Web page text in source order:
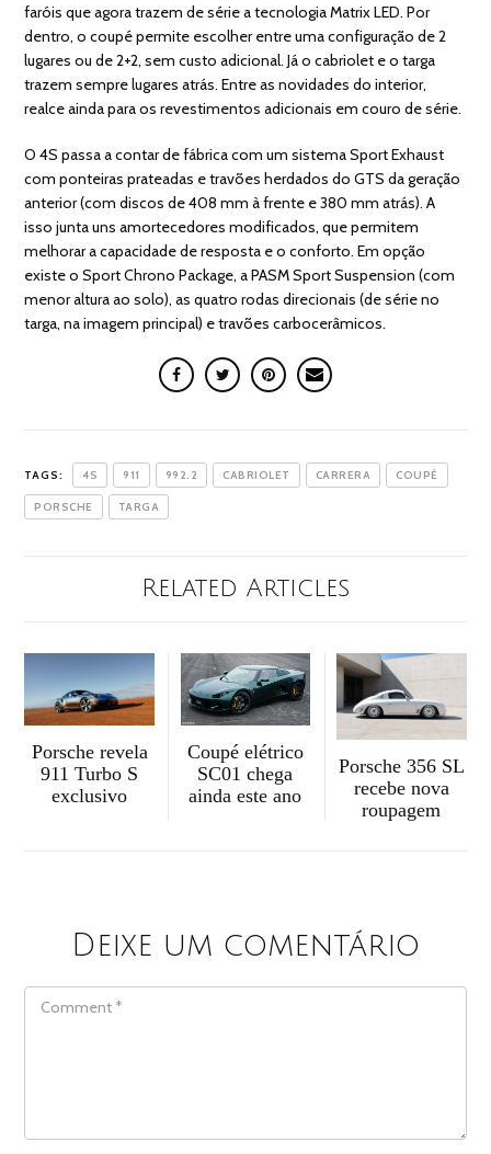
faróis que agora trazem de série a tecnologia Matrix LED. Por
dentro, o coupé permite escolher entre uma configuração de 2
lugares ou de 2+2, sem custo adicional. Já o cabriolet e o targa
trazem sempre lugares atrás. Entre as novidades do interior,
realce ainda para os revestimentos adicionais em couro de série.
O 4S passa a contar de fábrica com um sistema Sport Exhaust
com ponteiras prateadas e travões herdados do GTS da geração
anterior (com discos de 408 mm à frente e 380 mm atrás). A
isso junta uns amortecedores modificados, que permitem
melhorar a capacidade de resposta e o conforto. Em opção
existe o Sport Chrono Package, a PASM Sport Suspension (com
menor altura ao solo), as quatro rodas direcionais (de série no
targa, na imagem principal) e travões carbocerâmicos.
TAGS: 4S 911 992.2 CABRIOLET CARRERA COUPÉ
PORSCHE TARGA
Related Articles
Porsche revela
911 Turbo S
exclusivo
Coupé elétrico
SC01 chega
ainda este ano
Porsche 356 SL
recebe nova
roupagem
Deixe um comentário
COMMENT